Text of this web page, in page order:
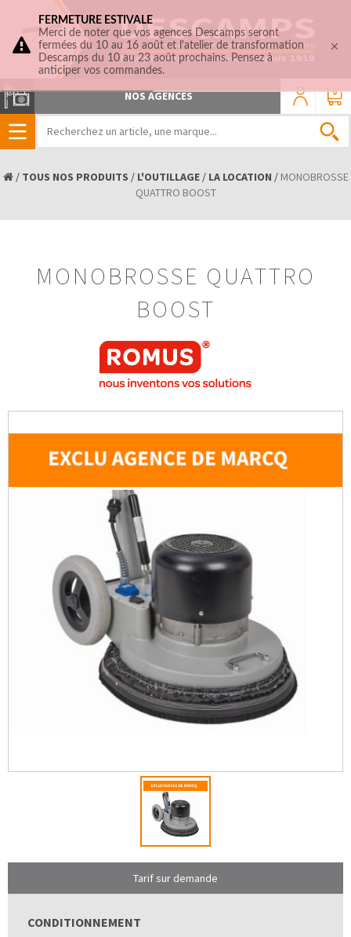
0
NOS AGENCES
/ TOUS NOS PRODUITS / L'OUTILLAGE/ LA LOCATION / MONOBROSSE
QUATTRO BOOST
MONOBROSSE QUATTRO
BOOST
Tarif sur demande
CONDITIONNEMENT
FERMETURE ESTIVALE
Merci de noter que vos agences Descamps seront
fermées du 10 au 16 août et l'atelier de transformation
Descamps du 10 au 23 août prochains. Pensez à
anticiper vos commandes.